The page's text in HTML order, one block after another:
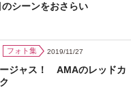
シーンをおさらい
フォト集 2019/11/27
ジャス！ AMAのレッドカ